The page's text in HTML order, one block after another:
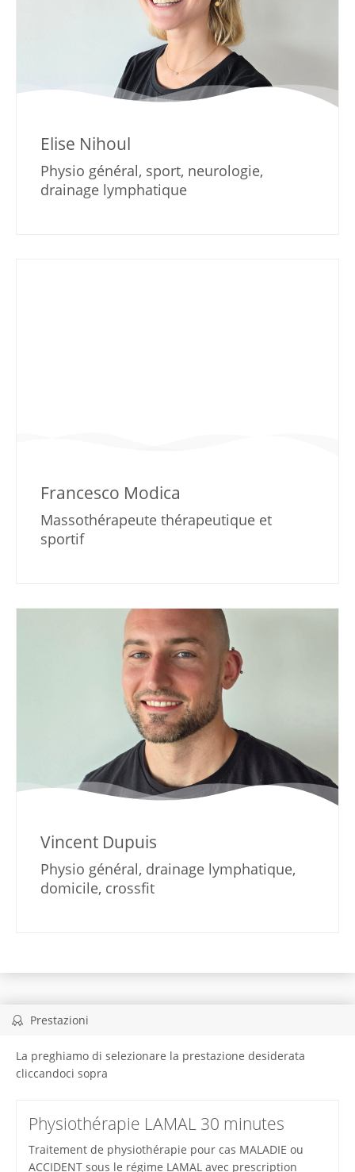
Elise Nihoul
Physio général, sport, neurologie,
drainage lymphatique
Francesco Modica
Massothérapeute thérapeutique et
sportif
Vincent Dupuis
Physio général, drainage lymphatique,
domicile, crossfit
Prestazioni
La preghiamo di selezionare la prestazione desiderata
cliccandoci sopra
Physiothérapie LAMAL 30 minutes
Traitement de physiothérapie pour cas MALADIE ou
ACCIDENT sous le régime LAMAL avec prescription